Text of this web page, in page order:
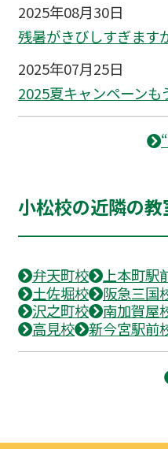
2025年08月30日
残暑がきびしすぎます
2025年07月25日
2025夏キャンペーンも
小松校の近隣の教
弁天町校 上本町駅
土佐堀校
阪急三国
沢之町校
南加賀屋
高見校
新今宮駅前